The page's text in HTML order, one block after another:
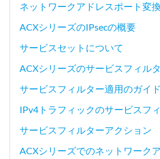
ネットワークアドレスポート変
ACXシリーズのIPsecの概要
サービスセットについて
ACXシリーズのサービスフィル
サービスフィルター適用のガイ
IPv4トラフィックのサービスフ
サービスフィルターアクション
ACXシリーズでのネットワーク